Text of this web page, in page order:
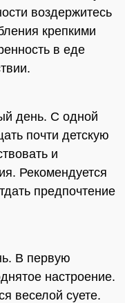
воздержитесь
крепкими
в еде
день. С одной
почти детскую
и
Рекомендуется
предпочтение
В первую
настроение.
веселой суете.